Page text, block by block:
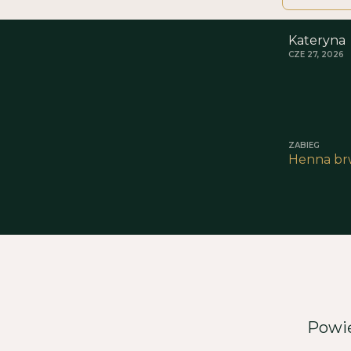
Kateryna
CZE 27, 2026
ZABIEG
Henna